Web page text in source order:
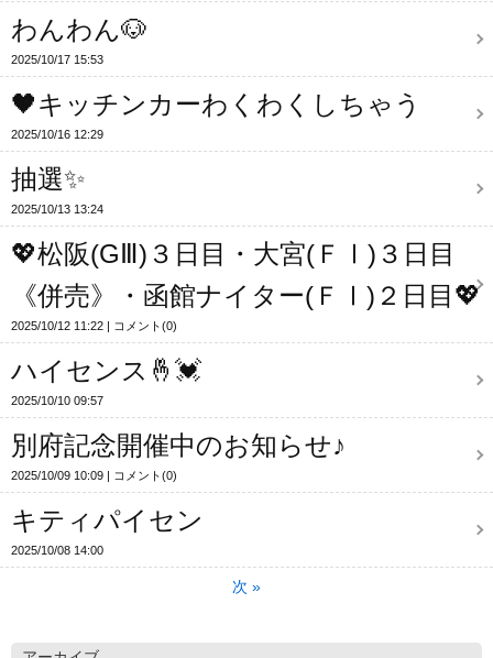
わんわん🐶
2025/10/17 15:53
🖤キッチンカーわくわくしちゃう
2025/10/16 12:29
抽選✨
2025/10/13 13:24
💖松阪(GⅢ)３日目・大宮(ＦⅠ)３日目
《併売》・函館ナイター(ＦⅠ)２日目💖
2025/10/12 11:22 コメント(0)
ハイセンス🤞💓
2025/10/10 09:57
別府記念開催中のお知らせ♪
2025/10/09 10:09 コメント(0)
キティパイセン
2025/10/08 14:00
次 »